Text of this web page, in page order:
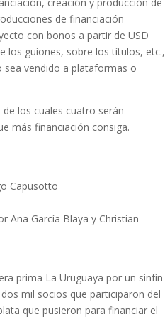
de financiación
con bonos a partir de USD
los guiones, sobre los títulos, etc.,
sea vendido a plataformas o
los cuales cuatro serán
más financiación consiga.
Capusotto
Ana García Blaya y Christian
prima La Uruguaya por un sinfín
mil socios que participaron del
que pusieron para financiar el